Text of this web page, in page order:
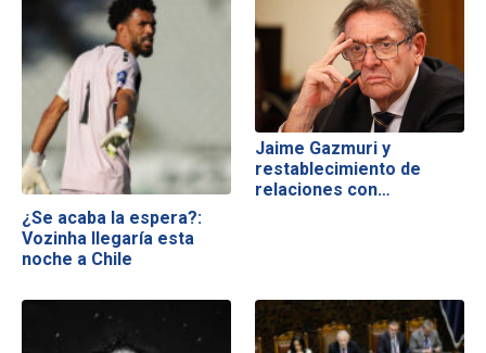
¿Se acaba la espera?:
Vozinha llegaría esta
noche a Chile
Jaime Gazmuri y
restablecimiento de
relaciones con…